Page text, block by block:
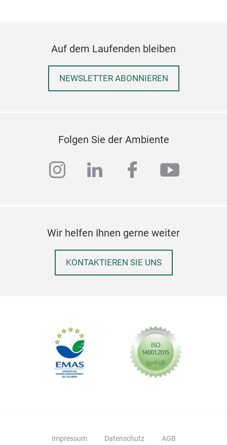
Auf dem Laufenden bleiben
NEWSLETTER ABONNIEREN
Folgen Sie der Ambiente
instagram
linkedinfacebook
Wir helfen Ihnen gerne weiter
KONTAKTIEREN SIE UNS
Impressum Datenschutz AGB